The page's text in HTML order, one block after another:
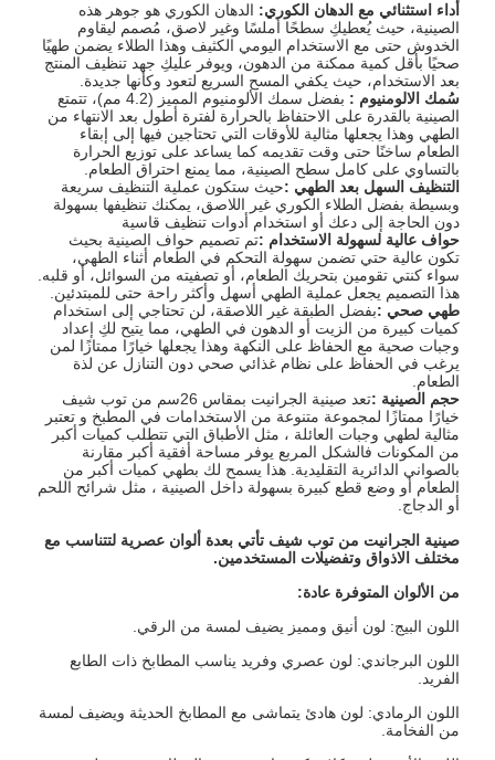
أداء استثنائي مع الدهان الكوري: الدهان الكوري هو جوهر هذه
الصينية، حيث يُعطيكِ سطحًا أملسًا وغير لاصق، مُصمم ليقاوم
الخدوش حتى مع الاستخدام اليومي الكثيف وهذا الطلاء يضمن طهيًا
صحيًا بأقل كمية ممكنة من الدهون، ويوفر عليكِ جهد تنظيف المنتج
بعد الاستخدام، حيث يكفي المسح السريع لتعود وكأنها جديدة.
سُمك الالومنيوم :
بفضل سمك الألومنيوم المميز (4.2 مم)، تتمتع
الصينية بالقدرة على الاحتفاظ بالحرارة لفترة أطول بعد الانتهاء من
الطهي وهذا يجعلها مثالية للأوقات التي تحتاجين فيها إلى إبقاء
الطعام ساخنًا حتى وقت تقديمه كما يساعد على توزيع الحرارة
بالتساوي على كامل سطح الصينية، مما يمنع احتراق الطعام.
التنظيف السهل بعد الطهي :حيث ستكون عملية التنظيف سريعة
وبسيطة بفضل الطلاء الكوري غير اللاصق، يمكنك تنظيفها بسهولة
دون الحاجة إلى دعك أو استخدام أدوات تنظيف قاسية
حواف عالية لسهولة الاستخدام :تم تصميم حواف الصينية بحيث
تكون عالية حتي تضمن سهولة التحكم في الطعام أثناء الطهي،
سواء كنتي تقومين بتحريك الطعام، أو تصفيته من السوائل، أو قلبه.
هذا التصميم يجعل عملية الطهي أسهل وأكثر راحة حتى للمبتدئين.
طهي صحي :بفضل الطبقة غير اللاصقة، لن تحتاجي إلى استخدام
كميات كبيرة من الزيت أو الدهون في الطهي، مما يتيح لكِ إعداد
وجبات صحية مع الحفاظ على النكهة وهذا يجعلها خيارًا ممتازًا لمن
يرغب في الحفاظ على نظام غذائي صحي دون التنازل عن لذة
الطعام.
حجم الصينية :
تعد صينية الجرانيت بمقاس 26سم من توب شيف
خيارًا ممتازًا لمجموعة متنوعة من الاستخدامات في المطبخ و تعتبر
مثالية لطهي وجبات العائلة ، مثل الأطباق التي تتطلب كميات أكبر
من المكونات فالشكل المربع يوفر مساحة أفقية أكبر مقارنة
بالصواني الدائرية التقليدية. هذا يسمح لك بطهي كميات أكبر من
الطعام أو وضع قطع كبيرة بسهولة داخل الصينية ، مثل شرائح اللحم
أو الدجاج.
صينية الجرانيت من توب شيف تأتي بعدة ألوان عصرية لتتناسب مع
مختلف الاذواق وتفضيلات المستخدمين.
من الألوان المتوفرة عادة:
اللون البيج: لون أنيق ومميز يضيف لمسة من الرقي.
اللون البرجاندي: لون عصري وفريد يناسب المطابخ ذات الطابع
الفريد.
اللون الرمادي: لون هادئ يتماشى مع المطابخ الحديثة ويضيف لمسة
من الفخامة.